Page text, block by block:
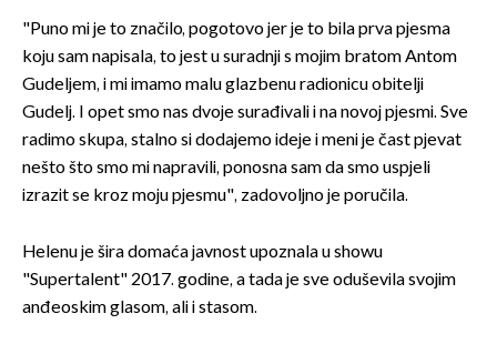
"Puno mi je to značilo, pogotovo jer je to bila prva pjesma
koju sam napisala, to jest u suradnji s mojim bratom Antom
Gudeljem, i mi imamo malu glazbenu radionicu obitelji
Gudelj. I opet smo nas dvoje surađivali i na novoj pjesmi. Sve
radimo skupa, stalno si dodajemo ideje i meni je čast pjevat
nešto što smo mi napravili, ponosna sam da smo uspjeli
izrazit se kroz moju pjesmu", zadovoljno je poručila.
Helenu je šira domaća javnost upoznala u showu
"Supertalent" 2017. godine, a tada je sve oduševila svojim
anđeoskim glasom, ali i stasom.